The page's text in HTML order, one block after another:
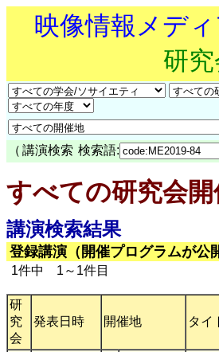
映像情報メデ
研
（ 講演検索 検索語:
すべての研究会
講演検索結果
登録講演（開催プログラムが公
1件中 1～1件目
研
究
会
発表日時 開催地 タイ